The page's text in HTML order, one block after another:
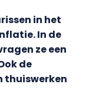
in het
In de
ze een
de
thuiswerken